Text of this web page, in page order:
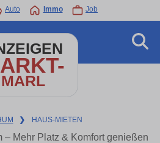
Auto Immo Job
MARL
❯ HAUS-MIETEN
– Mehr Platz & Komfort genießen